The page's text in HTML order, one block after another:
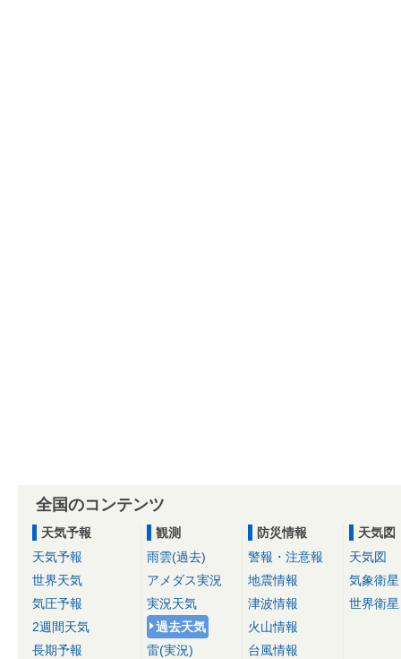
全国のコンテンツ
天気予報
天気予報
世界天気
気圧予報
2週間天気
長期予報
観測
雨雲(過去)
アメダス実況
実況天気
過去天気
雷(実況)
防災情報
警報・注意報
地震情報
津波情報
火山情報
台風情報
天気図
天気図
気象衛星
世界衛星